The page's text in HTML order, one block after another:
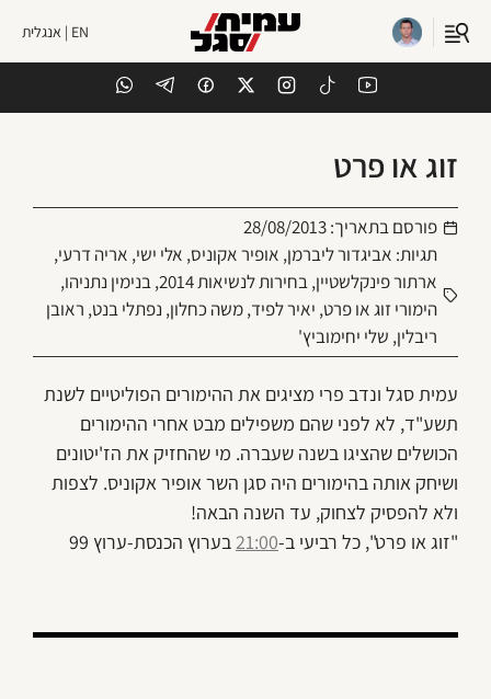
EN | אנגלית
זוג או פרט
פורסם בתאריך:28/08/2013
תגיות: אביגדור ליברמן, אופיר אקוניס, אלי ישי, אריה דרעי,
ארתור פינקלשטיין,בחירות לנשיאות 2014 ,בנימין נתניהו,
הימורי זוג או פרט, יאיר לפיד,משה כחלון, נפתלי בנט, ראובן
ריבלין, שלי יחימוביץ'
עמית סגל ונדב פרי מציגים את ההימורים הפוליטיים לשנת
תשע"ד, לא לפני שהם משפילים מבט אחרי ההימורים
הכושלים שהציגו בשנה שעברה. מי שהחזיק את הז'יטונים
ושיחק אותה בהימורים היה סגן השר אופיר אקוניס. לצפות
ולא להפסיק לצחוק, עד השנה הבאה!
"זוג או פרט", כל רביעי ב-21:00בערוץ הכנסת-ערוץ 99